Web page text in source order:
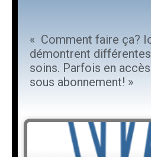
« Comment faire ça?
démontrent
soins. Parfois en
sous abonnement! »